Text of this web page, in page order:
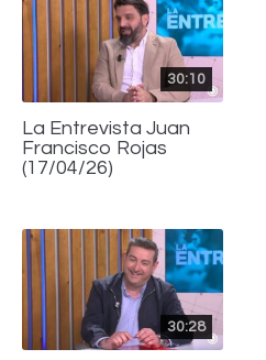
30:10
La Entrevista Juan
Francisco Rojas
(17/04/26)
30:28